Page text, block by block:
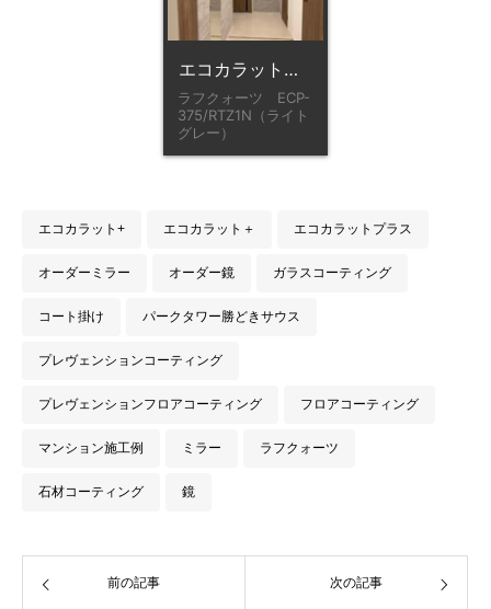
エコカラット、オーダーミラー
ラフクォーツ ECP-
375/RTZ1N（ライト
グレー）
エコカラット+ エコカラット＋ エコカラットプラス
オーダーミラー オーダー鏡 ガラスコーティング
コート掛け パークタワー勝どきサウス
プレヴェンションコーティング
プレヴェンションフロアコーティング フロアコーティング
マンション施工例 ミラー ラフクォーツ
石材コーティング 鏡
前の記事 次の記事